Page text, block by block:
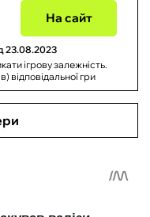
На сайт
23.08.2023
ігрову залежність.
відповідальної гри